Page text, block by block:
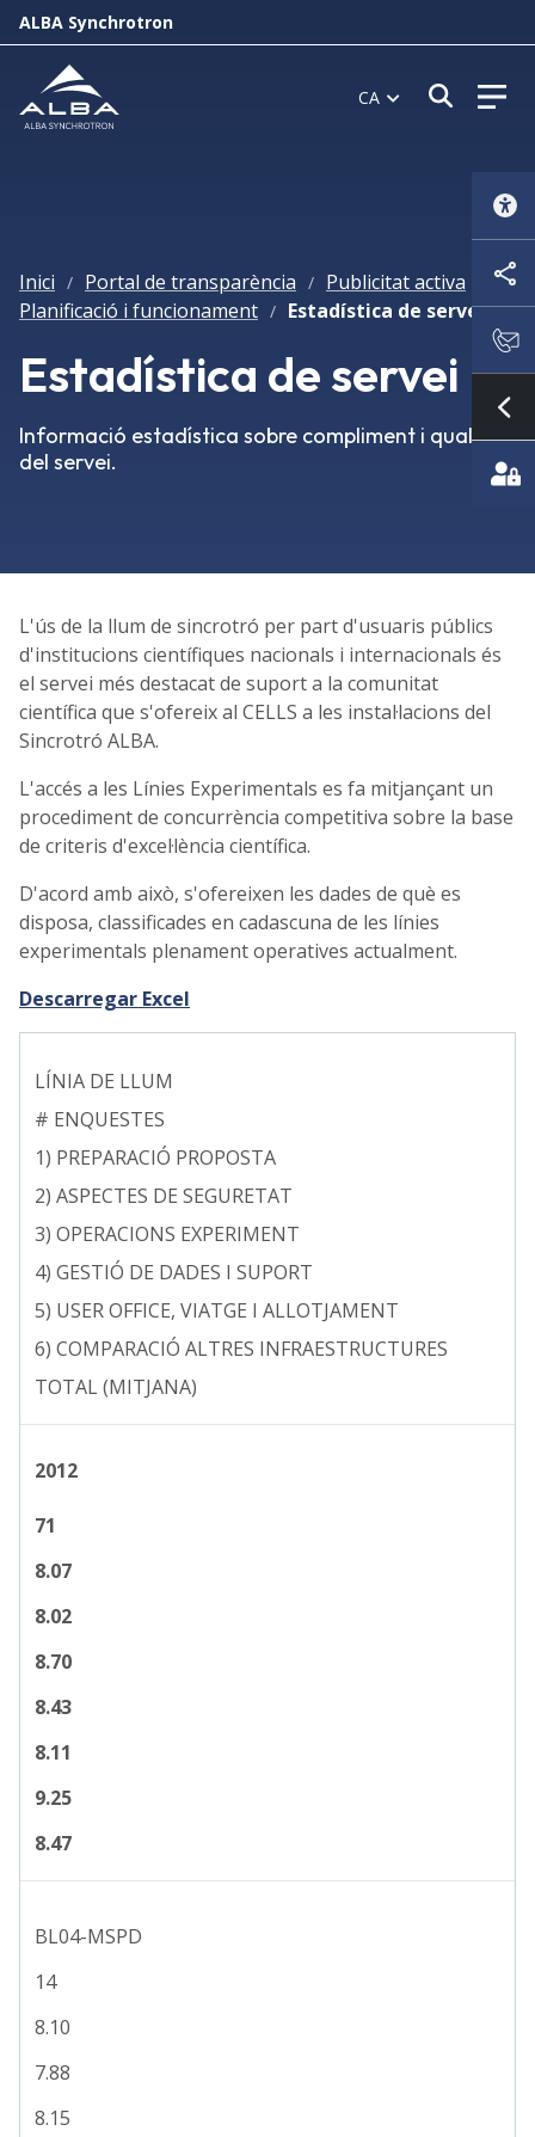
ALBA Synchrotron
CA Obrir
Inici / Portal de transparència / Publicitat activa
Planificació i funcionament / Estadística de servei
Estadística de servei
Informació estadística sobre compliment i qualitat
del servei.
L'ús de la llum de sincrotró per part d'usuaris públics
d'institucions científiques nacionals i internacionals és
el servei més destacat de suport a la comunitat
científica que s'ofereix al CELLS a les instal·lacions del
Sincrotró ALBA.
L'accés a les Línies Experimentals es fa mitjançant un
procediment de concurrència competitiva sobre la base
de criteris d'excel·lència científica.
D'acord amb això, s'ofereixen les dades de què es
disposa, classificades en cadascuna de les línies
experimentals plenament operatives actualment.
Descarregar Excel
LÍNIA DE LLUM
# ENQUESTES
1) PREPARACIÓ PROPOSTA
2) ASPECTES DE SEGURETAT
3) OPERACIONS EXPERIMENT
4) GESTIÓ DE DADES I SUPORT
5) USER OFFICE, VIATGE I ALLOTJAMENT
6) COMPARACIÓ ALTRES INFRAESTRUCTURES
TOTAL (MITJANA)
2012
71
8.07
8.02
8.70
8.43
8.11
9.25
8.47
BL04-MSPD
14
8.10
7.88
8.15